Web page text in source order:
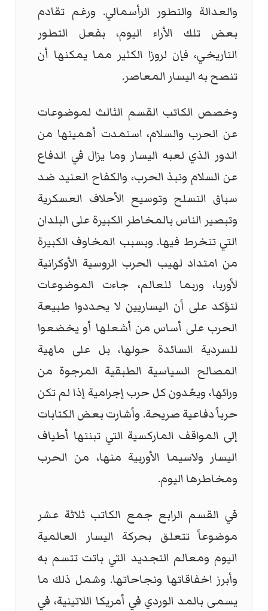
والعدالة والتطور الرأسمالي. ورغم تقادم
بعض تلك الأراء اليوم، بفعل التطور
التاريخي، فإن لروزا الكثير مما يمكنها أن
تنصح به اليسار المعاصر.
وخصص الكاتب القسم الثالث لموضوعات
عن الحرب والسلام، استمدت أهميتها من
الدور الذي لعبه اليسار وما يزال في الدفاع
عن السلام ونبذ الحرب، والكفاح العنيد ضد
سباق التسلح وتوسيع الأحلاف العسكرية
وتبصير الناس بالمخاطر الكبيرة على البلدان
التي تنخرط فيها. وبسبب المخاوف الكبيرة
من امتداد لهيب الحرب الروسية الأوكرانية
لأوربا، وربما للعالم، جاءت الموضوعات
لتؤكد على أن الیساریین لا يحددوا طبیعة
الحرب على أساس من أشعلها أو یخضعوا
للسردیة السائدة حولها، بل على ماھية
المصالح السیاسية الطبقية المرجوة من
ورائھا، ويعّدون كل حرب إجرامیة إذا لم تكن
حرباً دفاعیة صریحة. وأشارت بعض الكتابات
إلى المواقف الماركسية التي تبنتها أطياف
اليسار ولاسيما الأوربية منها، من الحرب
ومخاطرها اليوم.
في القسم الرابع جمع الكاتب ثلاثة عشر
موضوعاً تتعلق بحركة اليسار العالمية
اليوم ومعالم التجديد التي باتت تتسم به
وأبرز اخفاقاتها ونجاحاتها. وشمل ذلك ما
يسمى بالمد الوردي في أمریكا اللاتینیة، في